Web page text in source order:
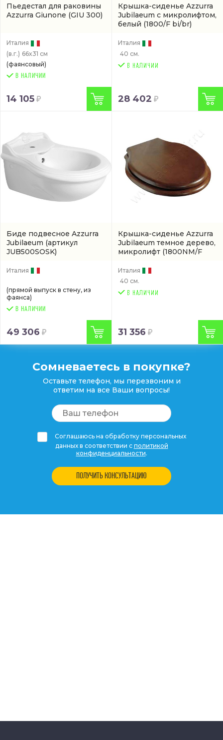
Пьедестал для раковины
Azzurra Giunone (GIU 300)
Италия
(в.г.) 66x31 см
(фаянсовый)
В НАЛИЧИИ
14 105
Крышка-сиденье Azzurra
Jubilaeum с микролифтом,
белый (1800/F bi/br)
Италия
40 см.
28 402
Биде подвесное Azzurra
Jubilaeum (артикул
JUB500SOSK)
Италия
(прямой выпуск в стену, из
фаянса)
В НАЛИЧИИ
49 306
Крышка-сиденье Azzurra
Jubilaeum темное дерево,
микролифт (1800NM/F
Италия
40 см.
31 356
Сомневаетесь в покупке?
Оставьте телефон, мы перезвоним и
ответим на все Ваши вопросы!
Соглашаюсь на обработку персональных
данных в соответствии с политикой
конфиденциальности.
ПОЛУЧИТЬ КОНСУЛЬТАЦИЮ